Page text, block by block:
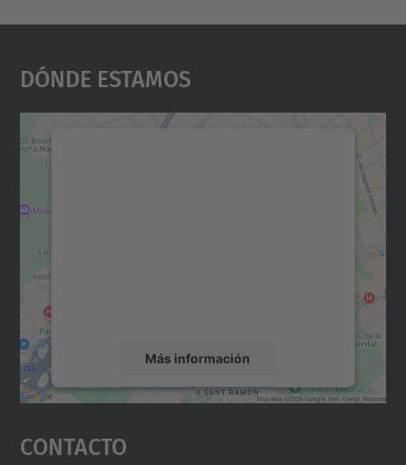
Dónde Estamos
Más información
Aceptar
powered by
Contacto